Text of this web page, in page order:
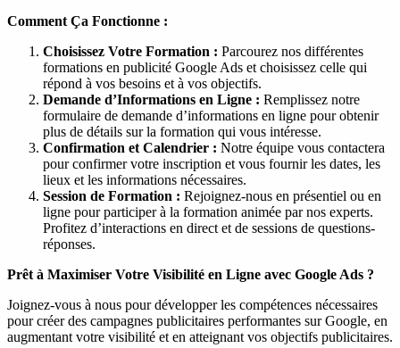
Comment Ça Fonctionne :
Choisissez Votre Formation : Parcourez nos différentes
formations en publicité Google Ads et choisissez celle qui
répond à vos besoins et à vos objectifs.
Demande d’Informations en Ligne : Remplissez notre
formulaire de demande d’informations en ligne pour obtenir
plus de détails sur la formation qui vous intéresse.
Confirmation et Calendrier : Notre équipe vous contactera
pour confirmer votre inscription et vous fournir les dates, les
lieux et les informations nécessaires.
Session de Formation : Rejoignez-nous en présentiel ou en
ligne pour participer à la formation animée par nos experts.
Profitez d’interactions en direct et de sessions de questions-
réponses.
Prêt à Maximiser Votre Visibilité en Ligne avec Google Ads ?
Joignez-vous à nous pour développer les compétences nécessaires
pour créer des campagnes publicitaires performantes sur Google, en
augmentant votre visibilité et en atteignant vos objectifs publicitaires.